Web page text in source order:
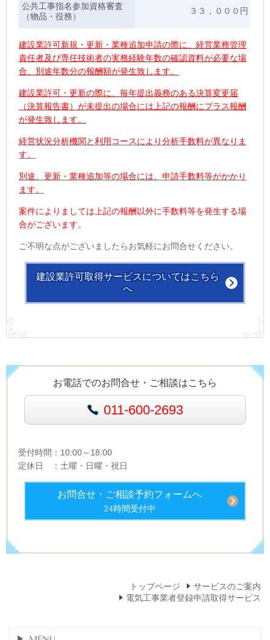
公共工事指名参加資格審査
（物品・役務）
３３，０００円
建設業許可新規・更新・業種追加申請の際に、経営業務管理
責任者及び専任技術者の実務経験年数の確認資料が必要な場
合、別途年数分の報酬額が発生致します。
建設業許可・更新の際に、毎年提出義務のある決算変更届
（決算報告書）が未提出の場合には上記の報酬にプラス報酬
が発生致します。
経営状況分析機関と利用コースにより分析手数料が異なりま
す。
別途、更新・業種追加等の場合には、申請手数料等がかかり
ます。
案件によりましては上記の報酬以外に手数料等を発生する場
合がございます。
ご不明な点がございましたらお気軽にお問合せください。
建設業許可取得サービスについてはこちら
へ
お電話でのお問合せ・ご相談はこちら
011-600-2693
受付時間：10:00～18:00
定休日 ：土曜・日曜・祝日
お問合せ・ご相談予約フォームへ
24時間受付中
トップページ
サービスのご案内
電気工事業者登録申請取得サービス